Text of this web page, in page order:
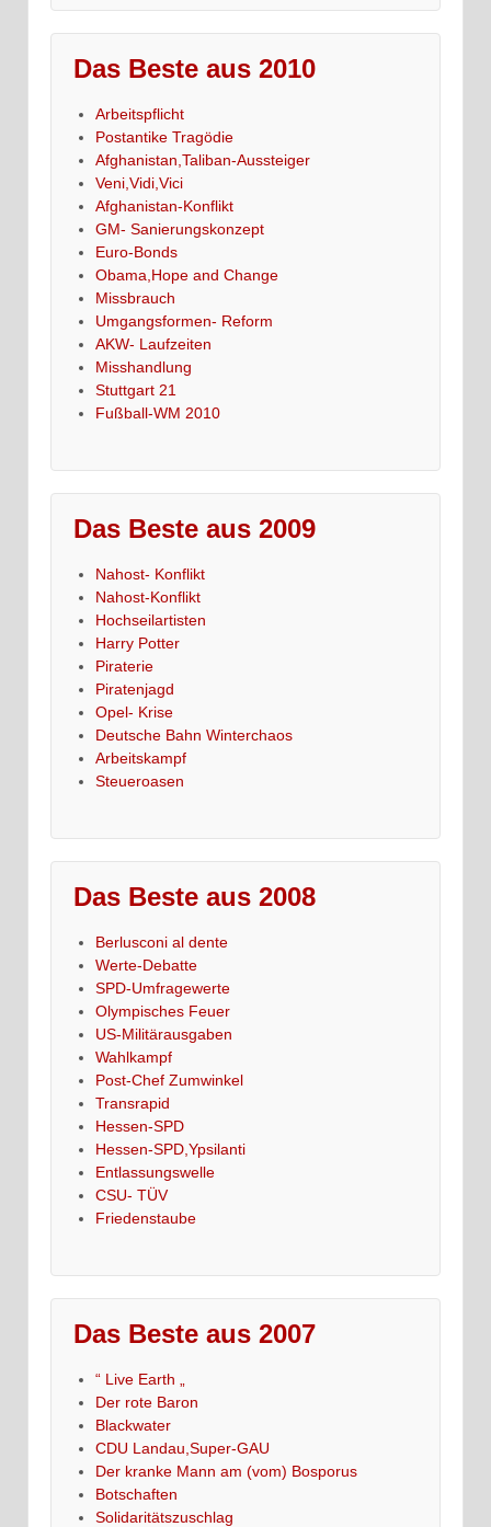
Das Beste aus 2010
Arbeitspflicht
Postantike Tragödie
Afghanistan,Taliban-Aussteiger
Veni,Vidi,Vici
Afghanistan-Konflikt
GM- Sanierungskonzept
Euro-Bonds
Obama,Hope and Change
Missbrauch
Umgangsformen- Reform
AKW- Laufzeiten
Misshandlung
Stuttgart 21
Fußball-WM 2010
Das Beste aus 2009
Nahost- Konflikt
Nahost-Konflikt
Hochseilartisten
Harry Potter
Piraterie
Piratenjagd
Opel- Krise
Deutsche Bahn Winterchaos
Arbeitskampf
Steueroasen
Das Beste aus 2008
Berlusconi al dente
Werte-Debatte
SPD-Umfragewerte
Olympisches Feuer
US-Militärausgaben
Wahlkampf
Post-Chef Zumwinkel
Transrapid
Hessen-SPD
Hessen-SPD,Ypsilanti
Entlassungswelle
CSU- TÜV
Friedenstaube
Das Beste aus 2007
“ Live Earth „
Der rote Baron
Blackwater
CDU Landau,Super-GAU
Der kranke Mann am (vom) Bosporus
Botschaften
Solidaritätszuschlag